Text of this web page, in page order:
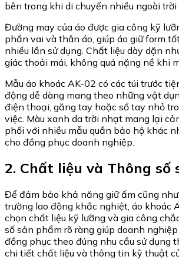
bên trong khi di chuyển nhiều ngoài trời
Đường may của áo được gia công kỹ
phần vai và thân áo, giúp áo giữ form
nhiều lần sử dụng. Chất liệu dày dặn
giác thoải mái, không quá nặng nề khi
Mẫu áo khoác AK-02 có các túi trước
động dễ dàng mang theo những vật
điện thoại, găng tay hoặc sổ tay nhỏ
việc. Màu xanh da trời nhạt mang lại
phối với nhiều mẫu quần bảo hộ khác
cho đồng phục doanh nghiệp.
2. Chất liệu và Thông số
Để đảm bảo khả năng giữ ấm cũng
trường lao động khắc nghiệt, áo khoác
chọn chất liệu kỹ lưỡng và gia công
số sản phẩm rõ ràng giúp doanh
đồng phục theo đúng nhu cầu sử dụng
chi tiết chất liệu và thông tin kỹ thuật